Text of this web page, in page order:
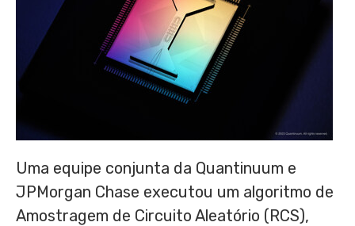
Uma equipe conjunta da Quantinuum e
JPMorgan Chase executou um algoritmo de
Amostragem de Circuito Aleatório (RCS),